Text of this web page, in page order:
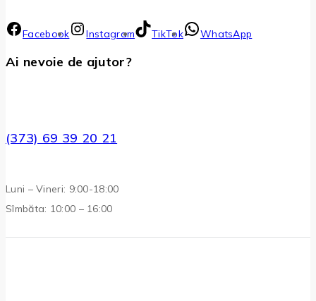
Facebook Instagram TikTok WhatsApp
Ai nevoie de ajutor?
(373) 69 39 20 21
Luni – Vineri: 9:00-18:00
Sîmbăta: 10:00 – 16:00